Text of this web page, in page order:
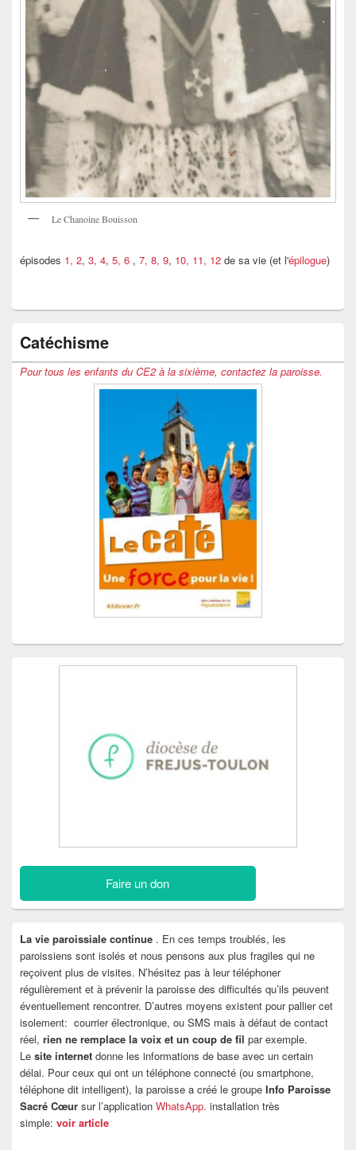
Le Chanoine Bouisson
épisodes 1, 2, 3, 4, 5, 6 , 7, 8, 9, 10, 11, 12 de sa vie (et l'épilogue)
Catéchisme
Pour tous les enfants du CE2 à la sixième, contactez la paroisse.
Faire un don
La vie paroissiale continue . En ces temps troublés, les
paroissiens sont isolés et nous pensons aux plus fragiles qui ne
reçoivent plus de visites. N’hésitez pas à leur téléphoner
régulièrement et à prévenir la paroisse des difficultés qu’ils peuvent
éventuellement rencontrer. D’autres moyens existent pour pallier cet
isolement: courrier électronique, ou SMS mais à défaut de contact
réel, rien ne remplace la voix et un coup de fil par exemple.
Le site internet donne les informations de base avec un certain
délai. Pour ceux qui ont un téléphone connecté (ou smartphone,
téléphone dit intelligent), la paroisse a créé le groupe Info Paroisse
Sacré Cœur sur l’application WhatsApp. installation très
simple: voir article